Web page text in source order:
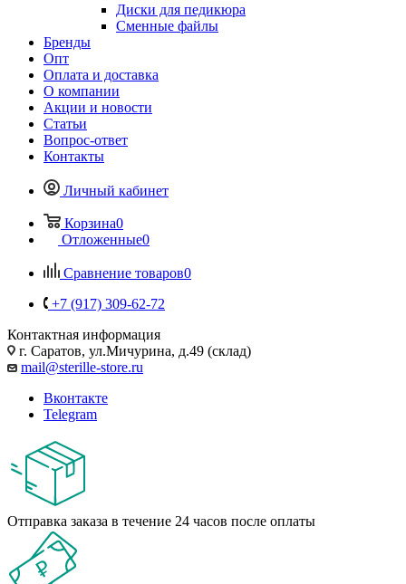
Диски для педикюра
Сменные файлы
Бренды
Опт
Оплата и доставка
О компании
Акции и новости
Статьи
Вопрос-ответ
Контакты
Личный кабинет
Корзина0
Отложенные0
Сравнение товаров0
+7 (917) 309-62-72
Контактная информация
г. Саратов, ул.Мичурина, д.49 (склад)
mail@sterille-store.ru
Вконтакте
Telegram
Отправка заказа в течение 24 часов после оплаты